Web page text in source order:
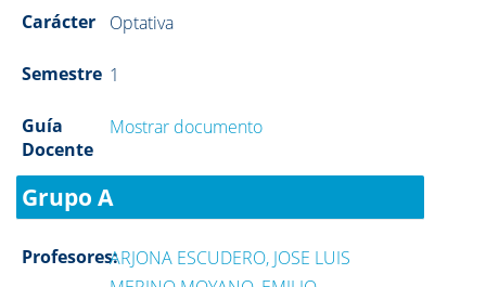
Carácter Optativa
Semestre 1
Guía
Docente
Mostrar documento
Grupo A
Profesores:ARJONA ESCUDERO, JOSE LUIS